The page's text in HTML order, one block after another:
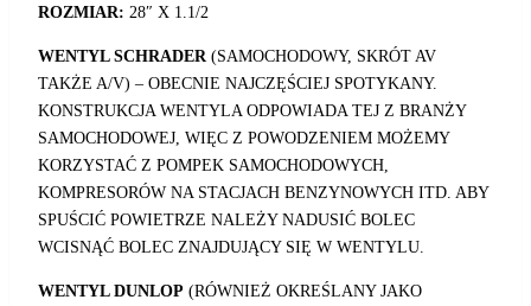
ROZMIAR: 28″ X 1.1/2
WENTYL SCHRADER(SAMOCHODOWY, SKRÓT AV
TAKŻE A/V) – OBECNIE NAJCZĘŚCIEJ SPOTYKANY.
KONSTRUKCJA WENTYLA ODPOWIADA TEJ Z BRANŻY
SAMOCHODOWEJ, WIĘC Z POWODZENIEM MOŻEMY
KORZYSTAĆ Z POMPEK SAMOCHODOWYCH,
KOMPRESORÓW NA STACJACH BENZYNOWYCH ITD. ABY
SPUŚCIĆ POWIETRZE NALEŻY NADUSIĆ BOLEC
WCISNĄĆ BOLEC ZNAJDUJĄCY SIĘ W WENTYLU.
WENTYL DUNLOP (RÓWNIEŻ OKREŚLANY JAKO